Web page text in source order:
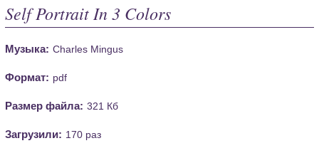
Self Portrait In 3 Colors
Музыка: Charles Mingus
Формат: pdf
Размер файла: 321 Кб
Загрузили: 170 раз